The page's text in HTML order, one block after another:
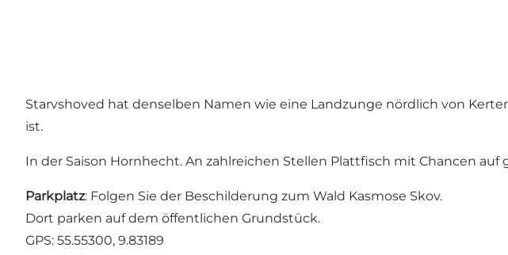
Starvshoved hat denselben Namen wie eine Landzunge nördlich von
ist.
In der Saison Hornhecht. An zahlreichen Stellen Plattfisch mit Chancen auf
Parkplatz: Folgen Sie der Beschilderung zum Wald Kasmose Skov.
Dort parken auf dem öffentlichen Grundstück.
GPS: 55.55300, 9.83189